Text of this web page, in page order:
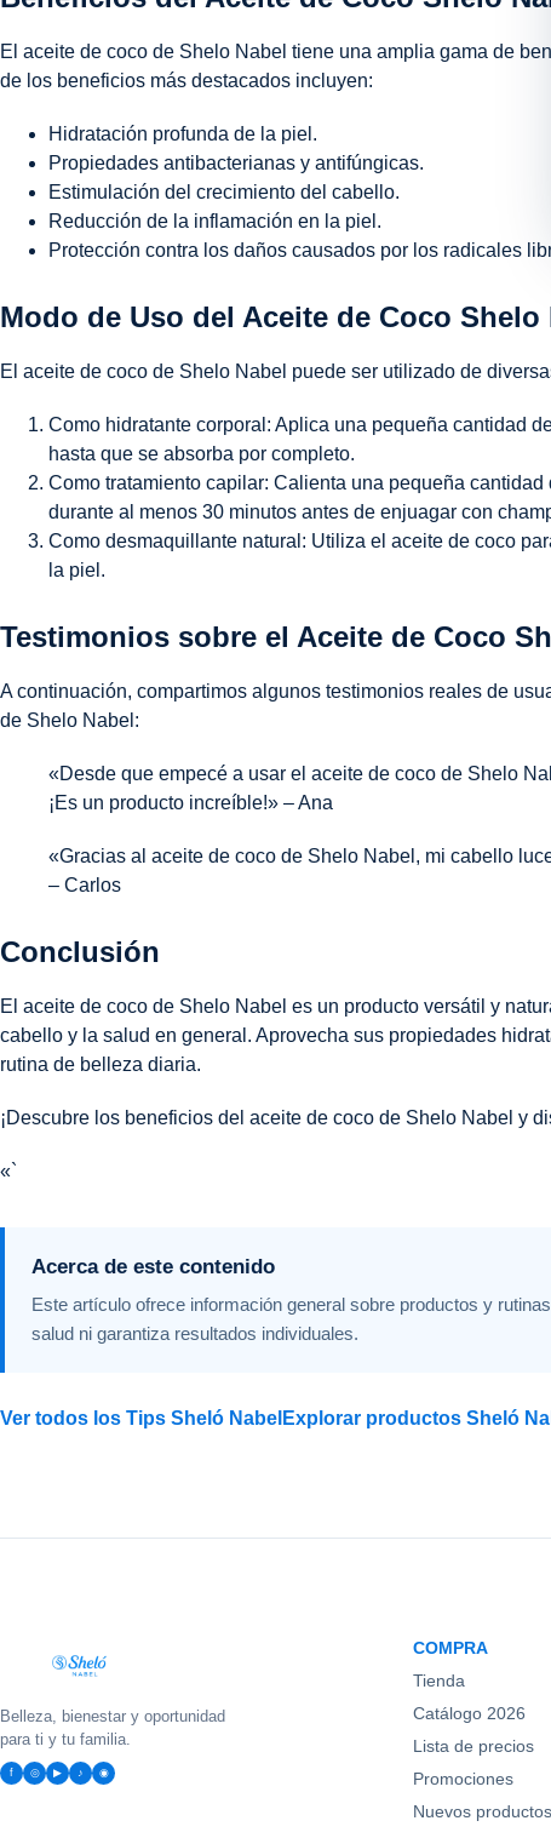
El aceite de coco de Shelo Nabel tiene una amplia gama de
de los beneficios más destacados incluyen:
Hidratación profunda de la piel.
Propiedades antibacterianas y antifúngicas.
Estimulación del crecimiento del cabello.
Reducción de la inflamación en la piel.
Protección contra los daños causados por los radicales
Modo de Uso del Aceite de Coco Shelo
El aceite de coco de Shelo Nabel puede ser utilizado de
Como hidratante corporal: Aplica una pequeña cantidad
hasta que se absorba por completo.
Como tratamiento capilar: Calienta una pequeña
durante al menos 30 minutos antes de enjuagar con
Como desmaquillante natural: Utiliza el aceite de coco
la piel.
Testimonios sobre el Aceite de Coco
A continuación, compartimos algunos testimonios reales de
de Shelo Nabel:
«Desde que empecé a usar el aceite de coco de Shelo
¡Es un producto increíble!» – Ana
«Gracias al aceite de coco de Shelo Nabel, mi cabello
– Carlos
Conclusión
El aceite de coco de Shelo Nabel es un producto versátil y
cabello y la salud en general. Aprovecha sus propiedades
rutina de belleza diaria.
¡Descubre los beneficios del aceite de coco de Shelo Nabel y
«`
Acerca de este contenido
Este artículo ofrece información general sobre productos y
salud ni garantiza resultados individuales.
Ver todos los Tips Sheló Nabel Explorar productos Sheló
Belleza, bienestar y oportunidad
para ti y tu familia.
f ◎ ▶ ♪ ◉
COMPRA
Tienda
Catálogo 2026
Lista de precios
Promociones
Nuevos productos